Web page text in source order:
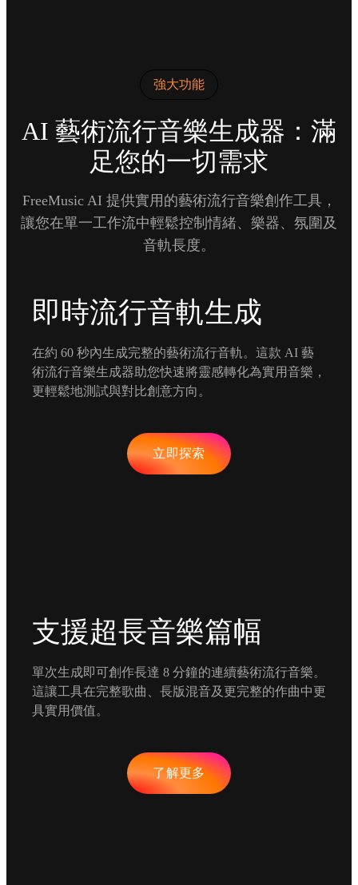
強大功能
AI 藝術流行音樂生成器：滿
足您的一切需求
FreeMusic AI 提供實用的藝術流行音樂創作工具，
讓您在單一工作流中輕鬆控制情緒、樂器、氛圍及
音軌長度。
即時流行音軌生成
在約 60 秒內生成完整的藝術流行音軌。這款 AI 藝
術流行音樂生成器助您快速將靈感轉化為實用音樂，
更輕鬆地測試與對比創意方向。
立即探索
支援超長音樂篇幅
單次生成即可創作長達 8 分鐘的連續藝術流行音樂。
這讓工具在完整歌曲、長版混音及更完整的作曲中更
具實用價值。
了解更多